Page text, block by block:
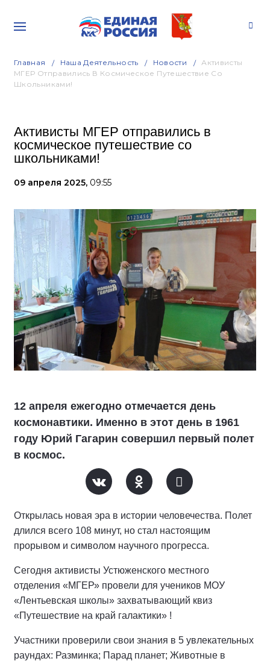
Главная Наша Деятельность Новости
Активисты
МГЕР Отправились В Космическое Путешествие Со
Школьниками!
Активисты МГЕР отправились в
космическое путешествие со
школьниками!
09 апреля 2025, 09:55
12 апреля ежегодно отмечается день
космонавтики. Именно в этот день в 1961
году Юрий Гагарин совершил первый полет
в космос.
Открылась новая эра в истории человечества. Полет
длился всего 108 минут, но стал настоящим
прорывом и символом научного прогресса.
Сегодня активисты Устюженского местного
отделения «МГЕР» провели для учеников МОУ
«Лентьевская школы» захватывающий квиз
«Путешествие на край галактики» !
Участники проверили свои знания в 5 увлекательных
раундах: Разминка; Парад планет; Животные в